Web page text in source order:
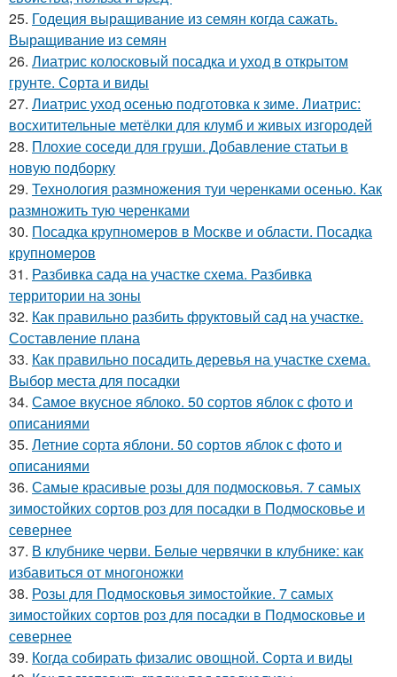
25. Годеция выращивание из семян когда сажать.
Выращивание из семян
26. Лиатрис колосковый посадка и уход в открытом
грунте. Сорта и виды
27. Лиатрис уход осенью подготовка к зиме. Лиатрис:
восхитительные метёлки для клумб и живых изгородей
28. Плохие соседи для груши. Добавление статьи в
новую подборку
29. Технология размножения туи черенками осенью. Как
размножить тую черенками
30. Посадка крупномеров в Москве и области. Посадка
крупномеров
31. Разбивка сада на участке схема. Разбивка
территории на зоны
32. Как правильно разбить фруктовый сад на участке.
Составление плана
33. Как правильно посадить деревья на участке схема.
Выбор места для посадки
34. Самое вкусное яблоко. 50 сортов яблок с фото и
описаниями
35. Летние сорта яблони. 50 сортов яблок с фото и
описаниями
36. Самые красивые розы для подмосковья. 7 самых
зимостойких сортов роз для посадки в Подмосковье и
севернее
37. В клубнике черви. Белые червячки в клубнике: как
избавиться от многоножки
38. Розы для Подмосковья зимостойкие. 7 самых
зимостойких сортов роз для посадки в Подмосковье и
севернее
39. Когда собирать физалис овощной. Сорта и виды